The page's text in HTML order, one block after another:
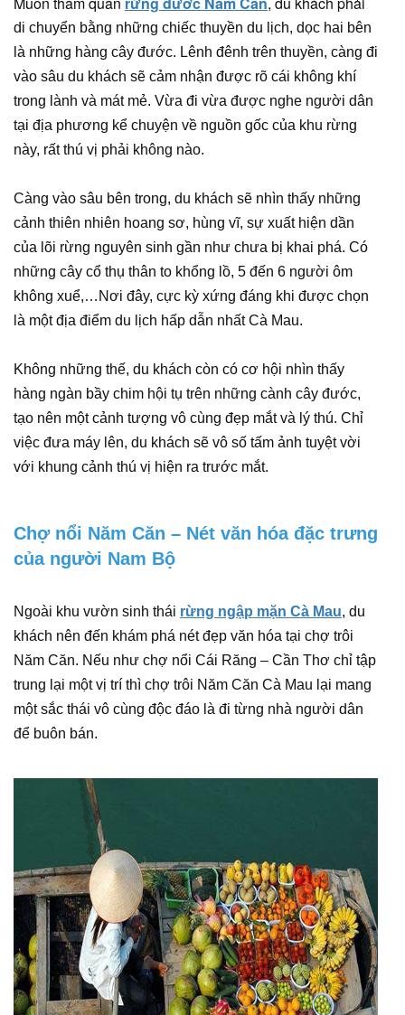
di chuyển bằng những chiếc thuyền du lịch, dọc hai bên
là những hàng cây đước. Lênh đênh trên thuyền, càng đi
vào sâu du khách sẽ cảm nhận được rõ cái không khí
trong lành và mát mẻ. Vừa đi vừa được nghe người dân
tại địa phương kể chuyện về nguồn gốc của khu rừng
này, rất thú vị phải không nào.
Càng vào sâu bên trong, du khách sẽ nhìn thấy những
cảnh thiên nhiên hoang sơ, hùng vĩ, sự xuất hiện dần
của lõi rừng nguyên sinh gần như chưa bị khai phá. Có
những cây cổ thụ thân to khổng lồ, 5 đến 6 người ôm
không xuể,…Nơi đây, cực kỳ xứng đáng khi được chọn
là một địa điểm du lịch hấp dẫn nhất Cà Mau.
Không những thế, du khách còn có cơ hội nhìn thấy
hàng ngàn bầy chim hội tụ trên những cành cây đước,
tạo nên một cảnh tượng vô cùng đẹp mắt và lý thú. Chỉ
việc đưa máy lên, du khách sẽ vô số tấm ảnh tuyệt vời
với khung cảnh thú vị hiện ra trước mắt.
Chợ nổi Năm Căn – Nét văn hóa đặc trưng
của người Nam Bộ
Ngoài khu vườn sinh thái rừng ngập mặn Cà Mau, du
khách nên đến khám phá nét đẹp văn hóa tại chợ trôi
Năm Căn. Nếu như chợ nổi Cái Răng – Cần Thơ chỉ tập
trung lại một vị trí thì chợ trôi Năm Căn Cà Mau lại mang
một sắc thái vô cùng độc đáo là đi từng nhà người dân
để buôn bán.